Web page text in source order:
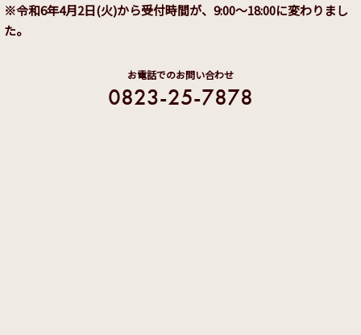
※令和6年4月2日(火)から受付時間が、9:00～18:00に変わりまし
た。
お電話でのお問い合わせ
0823-25-7878